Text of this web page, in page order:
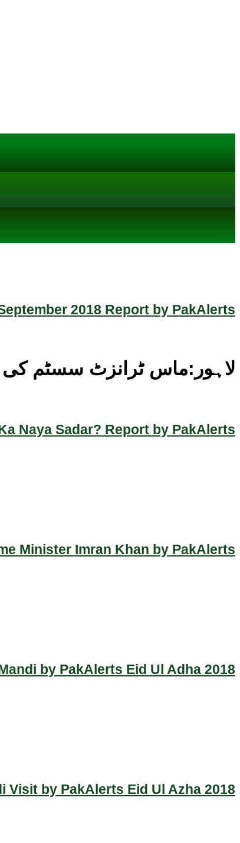
2018 Report by PakAlerts
Naya Sadar? Report by PakAlerts
Minister Imran Khan by PakAlerts
by PakAlerts Eid Ul Adha 2018
Visit by PakAlerts Eid Ul Azha 2018
لاہور:ماس ٹرانزٹ سسٹم